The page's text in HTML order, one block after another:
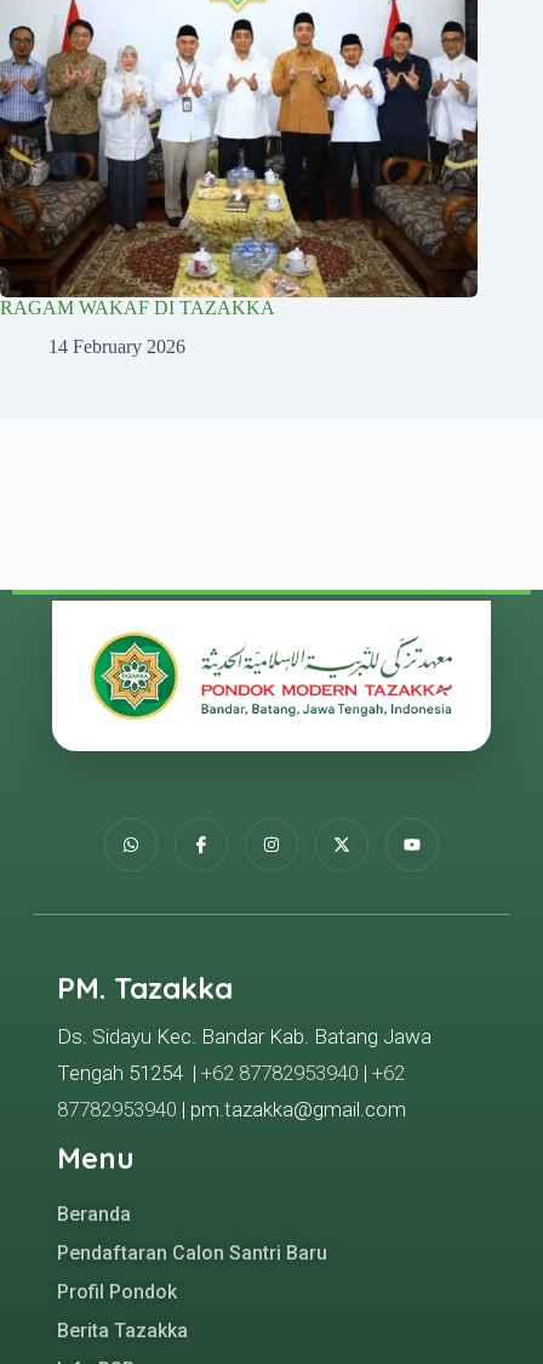
RAGAM WAKAF DI TAZAKKA
14 February 2026
PM. Tazakka
Ds. Sidayu Kec. Bandar Kab. Batang Jawa
Tengah 51254 | +62 87782953940 | +62
87782953940 | pm.tazakka@gmail.com
Menu
Beranda
Pendaftaran Calon Santri Baru
Profil Pondok
Berita Tazakka